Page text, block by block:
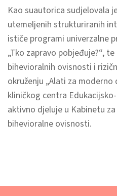
Kao suautorica sudjelovala
utemeljenih strukturiranih
ističe programi univerzalne
„Tko zapravo pobjeđuje?“,
bihevioralnih ovisnosti i
okruženju „Alati za
kliničkog centra
aktivno djeluje u Kabinetu
bihevioralne ovisnosti.